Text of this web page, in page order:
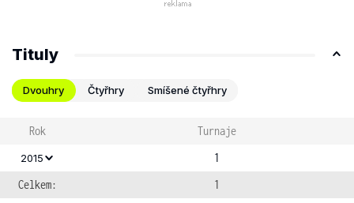
Tituly
Dvouhry Čtyřhry Smíšené čtyřhry
Rok Turnaje
2015
1
Celkem:
1